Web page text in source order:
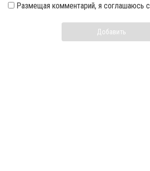
Размещая комментарий, я соглашаюсь с
Добавить